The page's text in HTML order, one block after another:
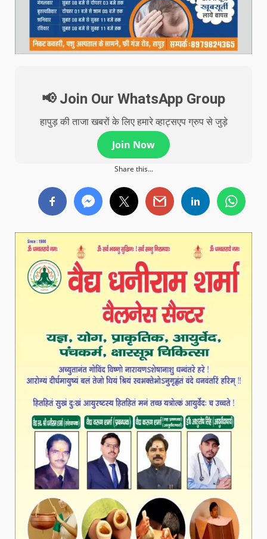
📢 Join Our WhatsApp Group
हापुड़ की ताजा खबरों के लिए हमारे व्हाट्सएप ग्रुप से जुड़े
Join Now
Share this...